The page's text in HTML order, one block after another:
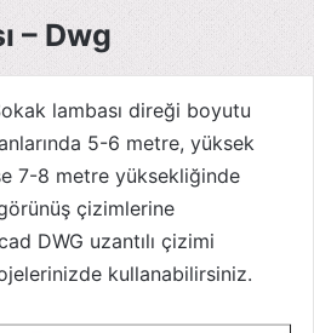
– Dwg
lambası direği boyutu
5-6 metre, yüksek
7-8 metre yüksekliğinde
çizimlerine
DWG uzantılı çizimi
kullanabilirsiniz.